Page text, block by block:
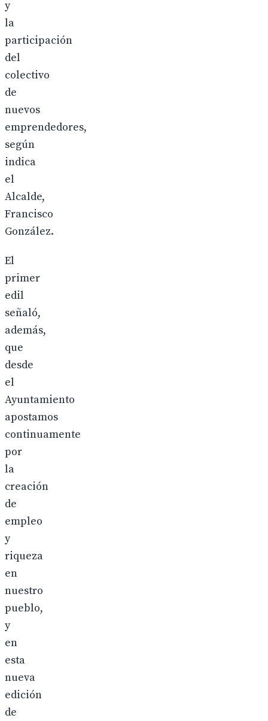
y
la
participación
del
colectivo
de
nuevos
emprendedores,
según
indica
el
Alcalde,
Francisco
González.
El
primer
edil
señaló,
además,
que
desde
el
Ayuntamiento
apostamos
continuamente
por
la
creación
de
empleo
y
riqueza
en
nuestro
pueblo,
y
en
esta
nueva
edición
de